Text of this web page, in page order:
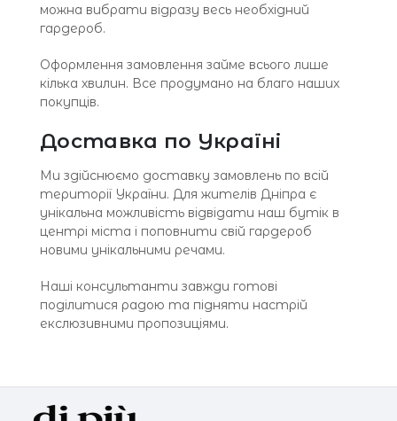
можна вибрати відразу весь необхідний
гардероб.
Оформлення замовлення займе всього лише
кілька хвилин. Все продумано на благо наших
покупців.
Доставка по Україні
Ми здійснюємо доставку замовлень по всій
території України. Для жителів Дніпра є
унікальна можливість відвідати наш бутік в
центрі міста і поповнити свій гардероб
новими унікальними речами.
Наші консультанти завжди готові
поділитися радою та підняти настрій
екслюзивними пропозиціями.